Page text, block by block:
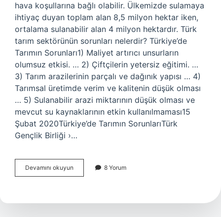
hava koşullarına bağlı olabilir. Ülkemizde sulamaya
ihtiyaç duyan toplam alan 8,5 milyon hektar iken,
ortalama sulanabilir alan 4 milyon hektardır. Türk
tarım sektörünün sorunları nelerdir? Türkiye’de
Tarımın Sorunları1) Maliyet artırıcı unsurların
olumsuz etkisi. … 2) Çiftçilerin yetersiz eğitimi. …
3) Tarım arazilerinin parçalı ve dağınık yapısı … 4)
Tarımsal üretimde verim ve kalitenin düşük olması
… 5) Sulanabilir arazi miktarının düşük olması ve
mevcut su kaynaklarının etkin kullanılmaması15
Şubat 2020Türkiye’de Tarımın SorunlarıTürk
Gençlik Birliği ›…
Devamını okuyun Türkiyede
Tarımın
Sorunu
8 Yorum